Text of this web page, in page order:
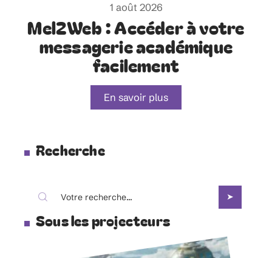
1 août 2026
Mel2Web : Accéder à votre
messagerie académique
facilement
En savoir plus
Recherche
Sous les projecteurs